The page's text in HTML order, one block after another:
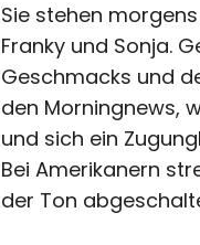
Sie stehen
Franky und Sonja.
Geschmacks und
den Morningnews,
und sich ein
Bei Amerikanern
der Ton